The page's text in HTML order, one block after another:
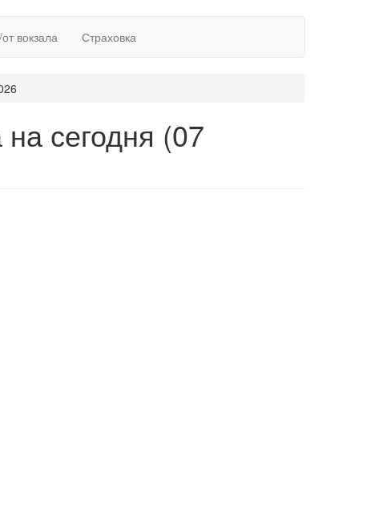
вокзала Страховка
сегодня (07